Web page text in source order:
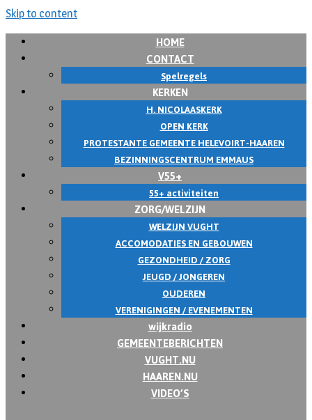
Skip to content
HOME
CONTACT
Spelregels
KERKEN
H. NICOLAASKERK
OPEN KERK
PROTESTANTE GEMEENTE HELEVOIRT-HAAREN
BEZINNINGSCENTRUM EMMAUS
V55+
55+ activiteiten
ZORG/WELZIJN
WELZIJN VUGHT
ACCOMODATIES EN GEBOUWEN
GEZONDHEID / ZORG
JEUGD / JONGEREN
OUDEREN
VERENIGINGEN / EVENEMENTEN
wijkradio
GEMEENTEBERICHTEN
VUGHT.NU
HAAREN.NU
VIDEO’S